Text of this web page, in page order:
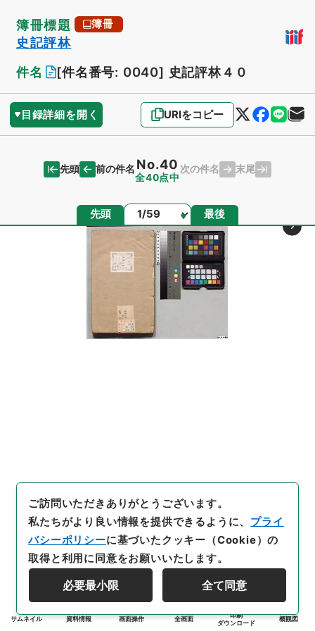
簿冊標題 簿冊
史記評林
件名
[件名番号: 0040] 史記評林４０
目録詳細を開く URIをコピー
先頭 前の件名 No.40
全40点中
次の件名 末尾
先頭 ページ 最後
サムネイル 資料情報 画面操作 全画面
印刷
ダウンロード
概観図
ご訪問いただきありがとうございます。
私たちがより良い情報を提供できるように、 プライ
バシーポリシーに基づいたクッキー（Cookie）の
取得と利用に同意をお願いいたします。
必要最小限 全て同意